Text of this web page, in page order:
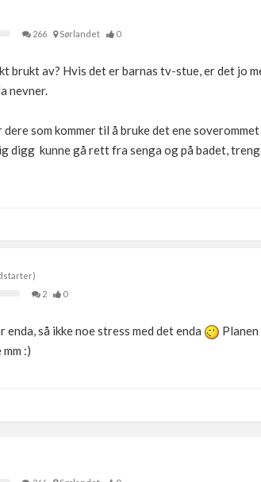
266 Sørlandet 0
brukt av? Hvis det er barnas tv-stue, er det jo
nevner.
som kommer til å bruke det ene
digg kunne gå rett fra senga og på badet,
2 0
så ikke noe stress med det enda
:)